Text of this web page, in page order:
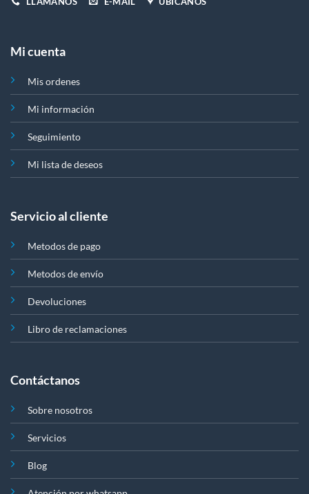
Mi cuenta
Mis ordenes
Mi información
Seguimiento
Mi lista de deseos
Servicio al cliente
Metodos de pago
Metodos de envío
Devoluciones
Libro de reclamaciones
Contáctanos
Sobre nosotros
Servicios
Blog